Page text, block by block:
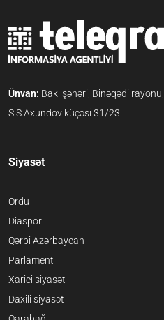
Ünvan: Bakı şəhəri, Binəqədi rayonu,
S.S.Axundov küçəsi 31/23
Siyasət
Ordu
Diaspor
Qərbi Azərbaycan
Parlament
Xarici siyasət
Daxili siyasət